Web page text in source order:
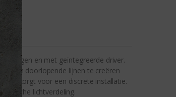
en met geïntegreerde driver.
om doorlopende lijnen te creëren
zorgt voor een discrete installatie.
lichtverdeling.